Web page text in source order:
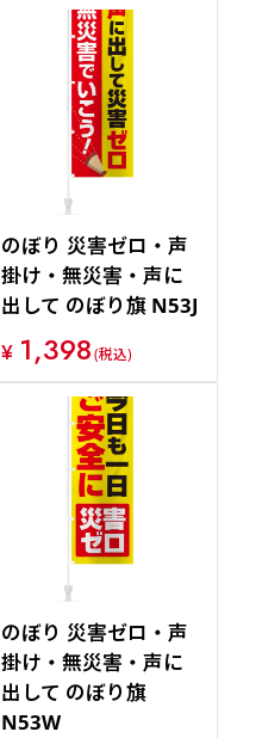
のぼり 災害ゼロ・声
掛け・無災害・声に
出して のぼり旗 N53J
¥ 1,398(税込)
のぼり 災害ゼロ・声
掛け・無災害・声に
出して のぼり旗
N53W